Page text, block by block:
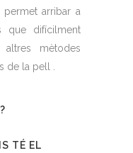
arribar a
que difícilment
altres mètodes
de la pell .
TÉ EL